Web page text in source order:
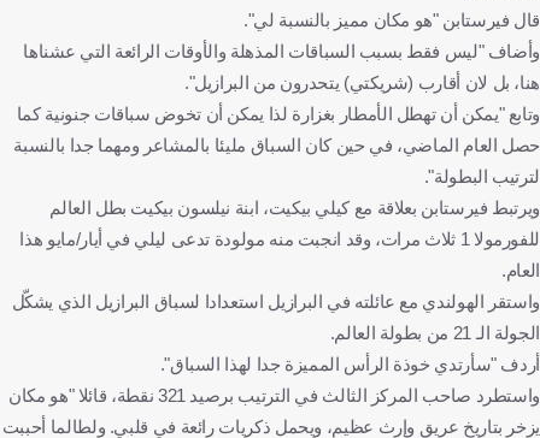
قال فيرستابن "هو مكان مميز بالنسبة لي".
وأضاف "ليس فقط بسبب السباقات المذهلة والأوقات الرائعة التي عشناها
هنا، بل لان أقارب (شريكتي) يتحدرون من البرازيل".
وتابع "يمكن أن تهطل الأمطار بغزارة لذا يمكن أن تخوض سباقات جنونية كما
حصل العام الماضي، في حين كان السباق مليئا بالمشاعر ومهما جدا بالنسبة
لترتيب البطولة".
ويرتبط فيرستابن بعلاقة مع كيلي بيكيت، ابنة نيلسون بيكيت بطل العالم
للفورمولا 1 ثلاث مرات، وقد انجبت منه مولودة تدعى ليلي في أيار/مايو هذا
العام.
واستقر الهولندي مع عائلته في البرازيل استعدادا لسباق البرازيل الذي يشكّل
الجولة الـ 21 من بطولة العالم.
أردف "سأرتدي خوذة الرأس المميزة جدا لهذا السباق".
واستطرد صاحب المركز الثالث في الترتيب برصيد 321 نقطة، قائلا "هو مكان
يزخر بتاريخ عريق وإرث عظيم، ويحمل ذكريات رائعة في قلبي. ولطالما أحببت